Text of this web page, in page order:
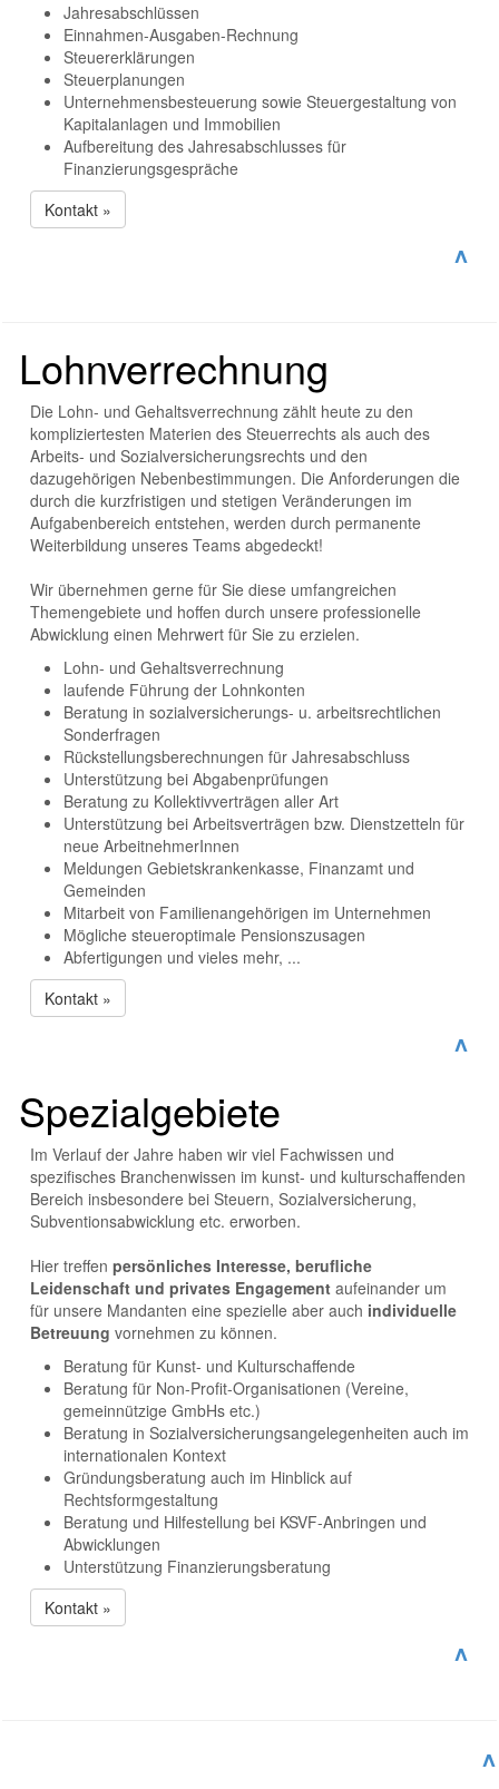
Jahresabschlüssen
Einnahmen-Ausgaben-Rechnung
Steuererklärungen
Steuerplanungen
Unternehmensbesteuerung sowie Steuergestaltung von
Kapitalanlagen und Immobilien
Aufbereitung des Jahresabschlusses für
Finanzierungsgespräche
Kontakt »
^
Lohnverrechnung
Die Lohn- und Gehaltsverrechnung zählt heute zu den
kompliziertesten Materien des Steuerrechts als auch des
Arbeits- und Sozialversicherungsrechts und den
dazugehörigen Nebenbestimmungen. Die Anforderungen die
durch die kurzfristigen und stetigen Veränderungen im
Aufgabenbereich entstehen, werden durch permanente
Weiterbildung unseres Teams abgedeckt!
Wir übernehmen gerne für Sie diese umfangreichen
Themengebiete und hoffen durch unsere professionelle
Abwicklung einen Mehrwert für Sie zu erzielen.
Lohn- und Gehaltsverrechnung
laufende Führung der Lohnkonten
Beratung in sozialversicherungs- u. arbeitsrechtlichen
Sonderfragen
Rückstellungsberechnungen für Jahresabschluss
Unterstützung bei Abgabenprüfungen
Beratung zu Kollektivverträgen aller Art
Unterstützung bei Arbeitsverträgen bzw. Dienstzetteln für
neue ArbeitnehmerInnen
Meldungen Gebietskrankenkasse, Finanzamt und
Gemeinden
Mitarbeit von Familienangehörigen im Unternehmen
Mögliche steueroptimale Pensionszusagen
Abfertigungen und vieles mehr, ...
Kontakt »
^
Spezialgebiete
Im Verlauf der Jahre haben wir viel Fachwissen und
spezifisches Branchenwissen im kunst- und kulturschaffenden
Bereich insbesondere bei Steuern, Sozialversicherung,
Subventionsabwicklung etc. erworben.
Hier treffen persönliches Interesse, berufliche
Leidenschaft und privates Engagement aufeinander um
für unsere Mandanten eine spezielle aber auch individuelle
Betreuung vornehmen zu können.
Beratung für Kunst- und Kulturschaffende
Beratung für Non-Profit-Organisationen (Vereine,
gemeinnützige GmbHs etc.)
Beratung in Sozialversicherungsangelegenheiten auch im
internationalen Kontext
Gründungsberatung auch im Hinblick auf
Rechtsformgestaltung
Beratung und Hilfestellung bei KSVF-Anbringen und
Abwicklungen
Unterstützung Finanzierungsberatung
Kontakt »
^
^